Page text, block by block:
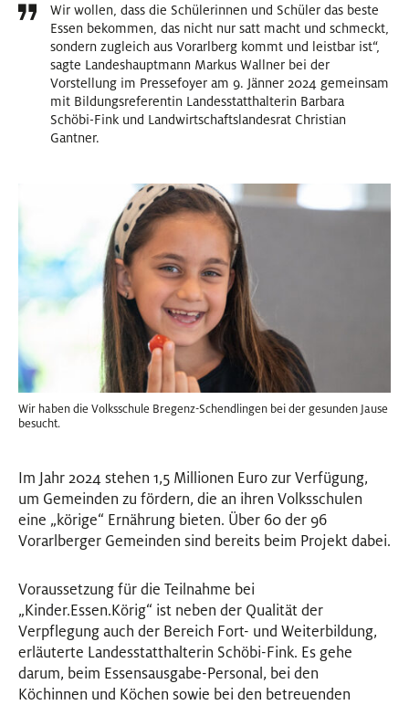
Wir wollen, dass die Schülerinnen und Schüler das beste
Essen bekommen, das nicht nur satt macht und schmeckt,
sondern zugleich aus Vorarlberg kommt und leistbar ist“,
sagte Landeshauptmann Markus Wallner bei der
Vorstellung im Pressefoyer am 9. Jänner 2024 gemeinsam
mit Bildungsreferentin Landesstatthalterin Barbara
Schöbi-Fink und Landwirtschaftslandesrat Christian
Gantner.
Wir haben die Volksschule Bregenz-Schendlingen bei der gesunden Jause
besucht.
Im Jahr 2024 stehen 1,5 Millionen Euro zur Verfügung,
um Gemeinden zu fördern, die an ihren Volksschulen
eine „körige“ Ernährung bieten. Über 60 der 96
Vorarlberger Gemeinden sind bereits beim Projekt dabei.
Voraussetzung für die Teilnahme bei
„Kinder.Essen.Körig“ ist neben der Qualität der
Verpflegung auch der Bereich Fort- und Weiterbildung,
erläuterte Landesstatthalterin Schöbi-Fink. Es gehe
darum, beim Essensausgabe-Personal, bei den
Köchinnen und Köchen sowie bei den betreuenden